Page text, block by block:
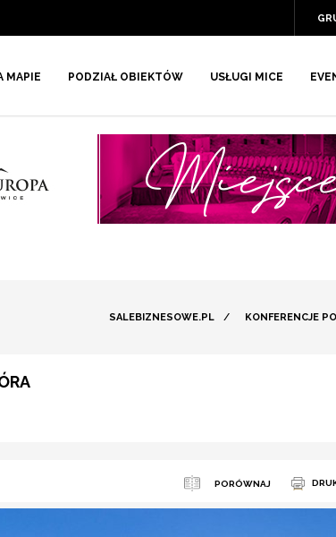
MAPIE PODZIAŁ OBIEKTÓW USŁUGI MICE
SALEBIZNESOWE.PL / KONFERENCJE
PORÓWNAJ